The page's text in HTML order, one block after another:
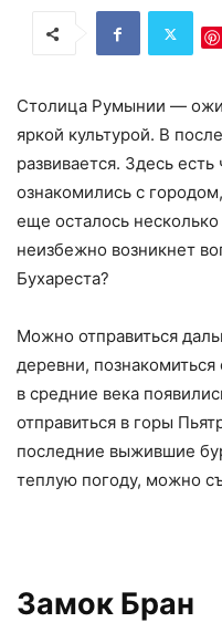
Столица Румынии —
яркой культурой. В
развивается. Здесь
ознакомились с
еще осталось
неизбежно возникнет
Бухареста?
Можно отправиться
деревни,
в средние века
отправиться в горы
последние выжившие
теплую погоду, можно
Замок Бран